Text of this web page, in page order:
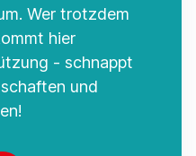
Wer trotzdem
hier
- schnappt
und